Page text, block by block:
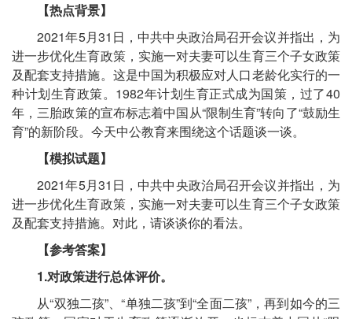
【热点背景】
2021年5月31日，中共中央政治局召开会议并指出，为
进一步优化生育政策，实施一对夫妻可以生育三个子女政策
及配套支持措施。这是中国为积极应对人口老龄化实行的一
种计划生育政策。1982年计划生育正式成为国策，过了40
年，三胎政策的宣布标志着中国从“限制生育”转向了“鼓励生
育”的新阶段。今天中公教育来围绕这个话题谈一谈。
【模拟试题】
2021年5月31日，中共中央政治局召开会议并指出，为
进一步优化生育政策，实施一对夫妻可以生育三个子女政策
及配套支持措施。对此，请谈谈你的看法。
【参考答案】
1.对政策进行总体评价。
从“双独二孩”、“单独二孩”到“全面二孩”，再到如今的三